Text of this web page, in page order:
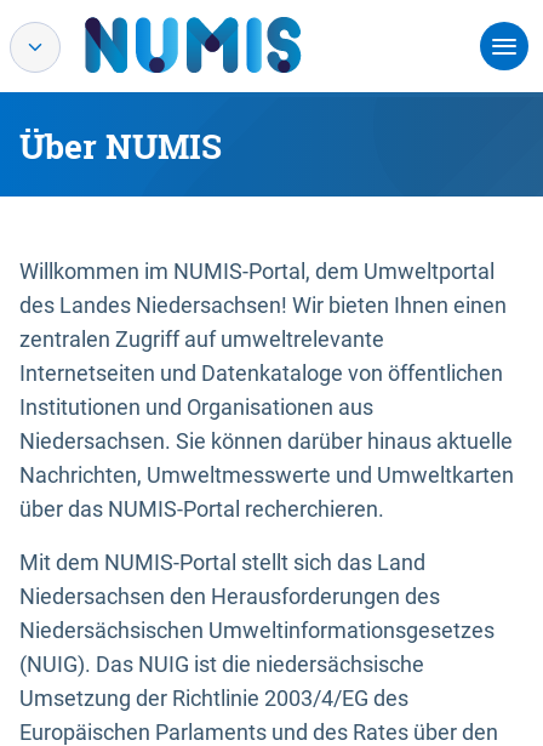
Über NUMIS
Willkommen im NUMIS-Portal, dem Umweltportal
des Landes Niedersachsen! Wir bieten Ihnen einen
zentralen Zugriff auf umweltrelevante
Internetseiten und Datenkataloge von öffentlichen
Institutionen und Organisationen aus
Niedersachsen. Sie können darüber hinaus aktuelle
Nachrichten, Umweltmesswerte und Umweltkarten
über das NUMIS-Portal recherchieren.
Mit dem NUMIS-Portal stellt sich das Land
Niedersachsen den Herausforderungen des
Niedersächsischen Umweltinformationsgesetzes
(NUIG). Das NUIG ist die niedersächsische
Umsetzung der Richtlinie 2003/4/EG des
Europäischen Parlaments und des Rates über den